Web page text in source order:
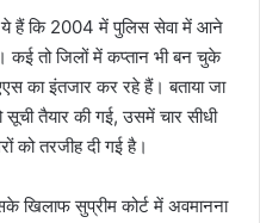
हैं कि 2004 में पुलिस सेवा में आने
तो जिलों में कप्तान भी बन चुके
का इंतजार कर रहे हैं। बताया जा
तैयार की गई, उसमें चार सीधी
को तरजीह दी गई है।
खिलाफ सुप्रीम कोर्ट में अवमानना